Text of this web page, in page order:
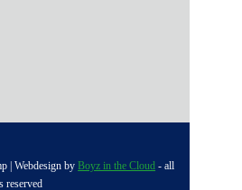
| Webdesign byBoyz in the Cloud - all
reserved